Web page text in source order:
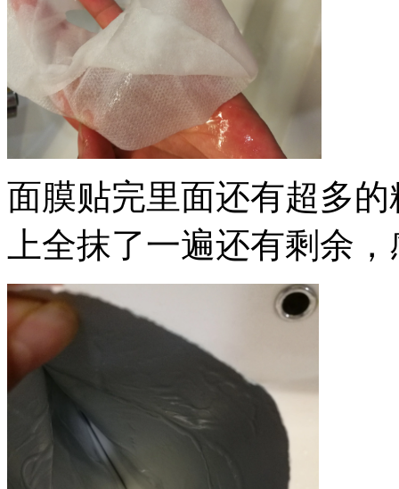
面膜贴完里面还有超多
上全抹了一遍还有剩余